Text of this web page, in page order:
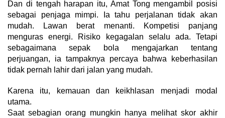
Dan di tengah harapan itu, Amat Tong mengambil posisi
sebagai penjaga mimpi. Ia tahu perjalanan tidak akan
mudah. Lawan berat menanti. Kompetisi panjang
menguras energi. Risiko kegagalan selalu ada. Tetapi
sebagaimana sepak bola mengajarkan tentang
perjuangan, ia tampaknya percaya bahwa keberhasilan
tidak pernah lahir dari jalan yang mudah.
Karena itu, kemauan dan keikhlasan menjadi modal
utama.
Saat sebagian orang mungkin hanya melihat skor akhir